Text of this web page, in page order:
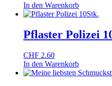
In den Warenkorb
Pflaster Polizei
CHF 2.60
In den Warenkorb